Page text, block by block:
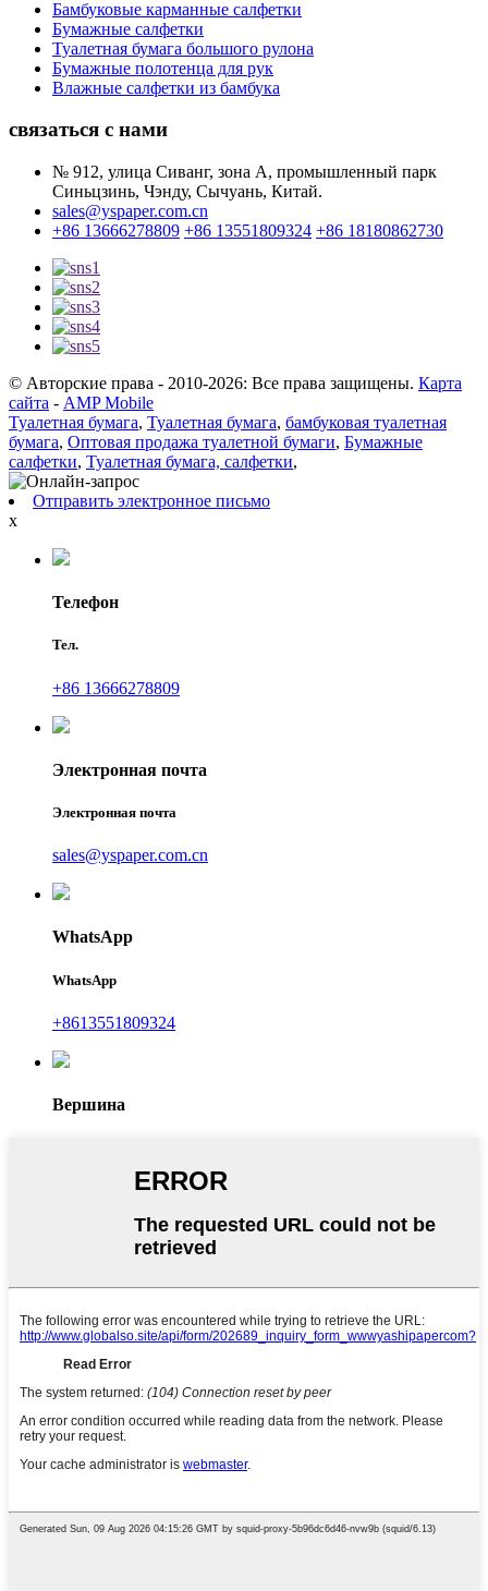
Бамбуковые карманные салфетки
Бумажные салфетки
Туалетная бумага большого рулона
Бумажные полотенца для рук
Влажные салфетки из бамбука
связаться с нами
№ 912, улица Сиванг, зона А, промышленный парк
Синьцзинь, Чэнду, Сычуань, Китай.
sales@yspaper.com.cn
+86 13666278809 +86 13551809324 +86 18180862730
© Авторские права - 2010-2026: Все права защищены. Карта
сайта - AMP Mobile
Туалетная бумага, Туалетная бумага, бамбуковая туалетная
бумага, Оптовая продажа туалетной бумаги, Бумажные
салфетки, Туалетная бумага, салфетки,
Отправить электронное письмо
x
Телефон
Тел.
+86 13666278809
Электронная почта
Электронная почта
sales@yspaper.com.cn
WhatsApp
WhatsApp
+8613551809324
Вершина